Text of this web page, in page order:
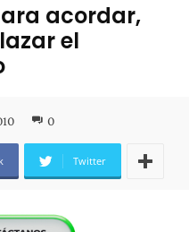
acordar,
el
0
Twitter